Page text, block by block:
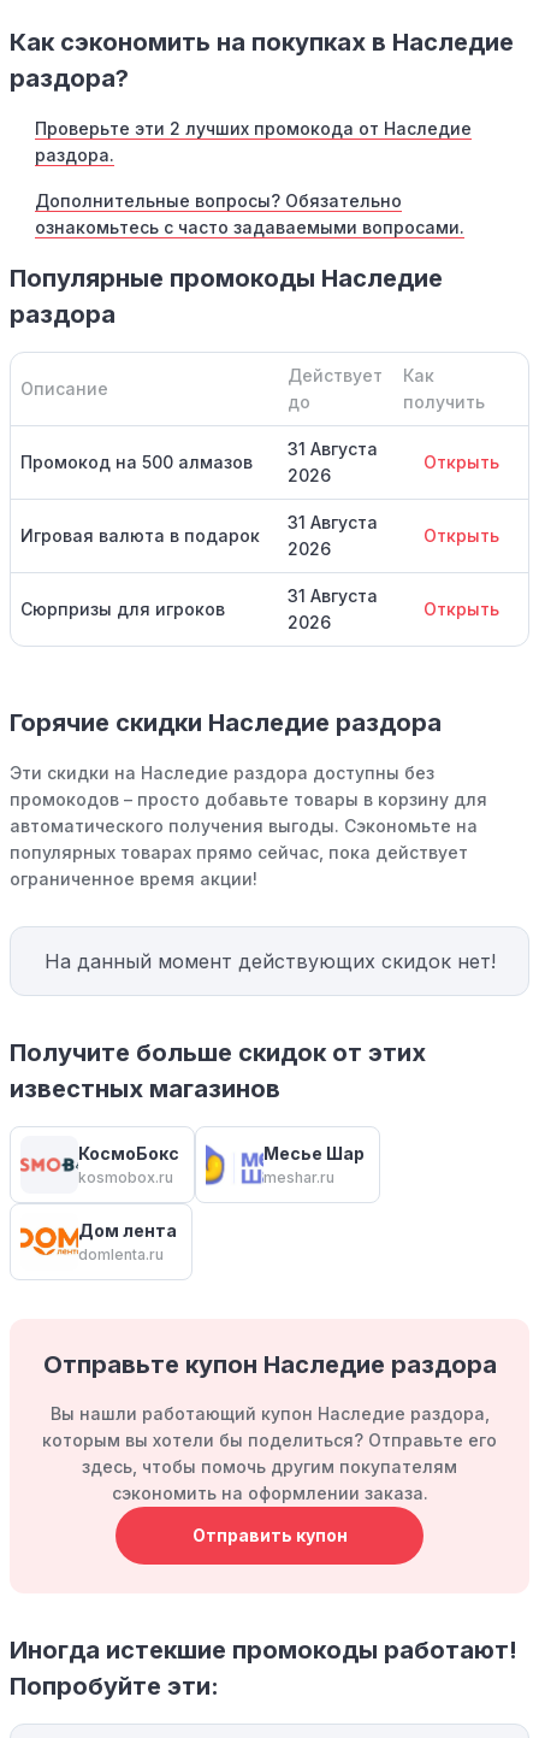
Как сэкономить на покупках в Наследие
раздора?
Проверьте эти 2 лучших промокода от Наследие
раздора.
Дополнительные вопросы? Обязательно
ознакомьтесь с часто задаваемыми вопросами.
Популярные промокоды Наследие
раздора
Описание
Действует
до
Как
получить
Промокод на 500 алмазов
31 Августа
2026
Открыть
Игровая валюта в подарок
31 Августа
2026
Открыть
Сюрпризы для игроков
31 Августа
2026
Открыть
Горячие скидки Наследие раздора
Эти скидки на Наследие раздора доступны без
промокодов – просто добавьте товары в корзину для
автоматического получения выгоды. Сэкономьте на
популярных товарах прямо сейчас, пока действует
ограниченное время акции!
На данный момент действующих скидок нет!
Получите больше скидок от этих
известных магазинов
КосмоБокс
kosmobox.ru
Месье Шар
meshar.ru
Дом лента
domlenta.ru
Отправьте купон Наследие раздора
Вы нашли работающий купон Наследие раздора,
которым вы хотели бы поделиться? Отправьте его
здесь, чтобы помочь другим покупателям
сэкономить на оформлении заказа.
Отправить купон
Иногда истекшие промокоды работают!
Попробуйте эти: